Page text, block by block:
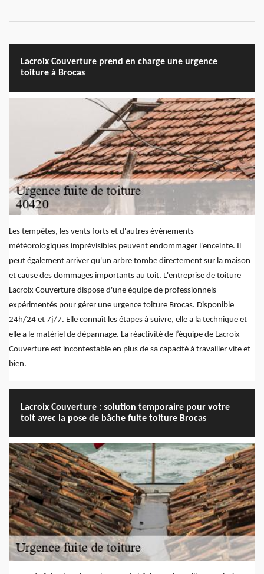
Lacroix Couverture prend en charge une urgence
toiture à Brocas
Les tempêtes, les vents forts et d'autres événements
météorologiques imprévisibles peuvent endommager l'enceinte. Il
peut également arriver qu'un arbre tombe directement sur la maison
et cause des dommages importants au toit. L'entreprise de toiture
Lacroix Couverture dispose d'une équipe de professionnels
expérimentés pour gérer une urgence toiture Brocas. Disponible
24h/24 et 7j/7. Elle connaît les étapes à suivre, elle a la technique et
elle a le matériel de dépannage. La réactivité de l’équipe de Lacroix
Couverture est incontestable en plus de sa capacité à travailler vite et
bien.
Lacroix Couverture : solution temporaire pour votre
toit avec la pose de bâche fuite toiture Brocas